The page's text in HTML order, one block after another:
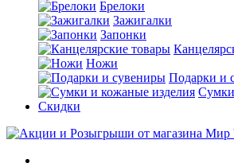
Брелоки
Зажигалки
Запонки
Ножи
Подарки и
Скидки